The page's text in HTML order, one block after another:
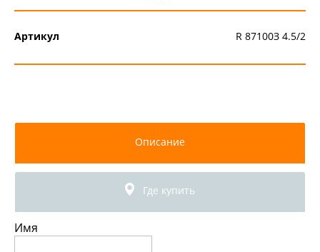
Артикул R 87100З 4.5/2
Описание
Где купить
Имя